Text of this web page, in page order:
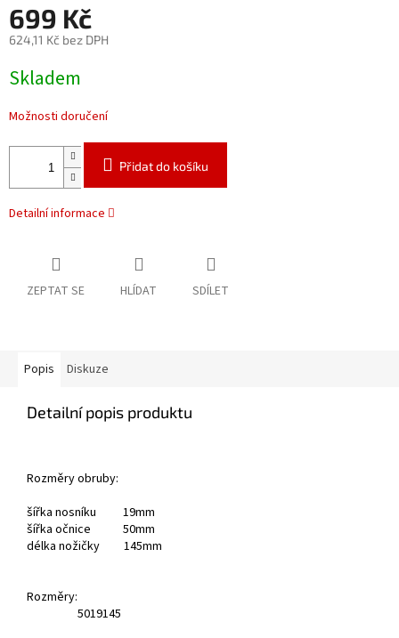
699 Kč
624,11 Kč bez DPH
cena:
Skladem
Možnosti doručení
Přidat do košíku
Detailní informace
ZEPTAT SE HLÍDAT SDÍLET
Popis Diskuze
Detailní popis produktu
Rozměry obruby:
šířka nosníku 19mm
šířka očnice 50mm
délka nožičky 145mm
Rozměry:
5019145